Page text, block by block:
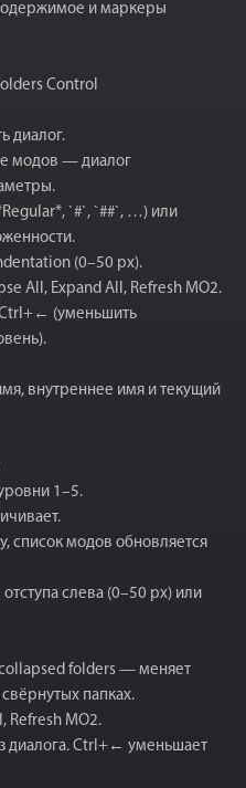
и маркеры
Control
диалог.
модов — диалог
`#`, `##`, …) или
(0–50 px).
All, Expand All, Refresh MO2.
Ctrl+← (уменьшить
внутреннее имя и текущий
1–5.
список модов обновляется
слева (0–50 px) или
folders — меняет
папках.
Refresh MO2.
диалога. Ctrl+← уменьшает